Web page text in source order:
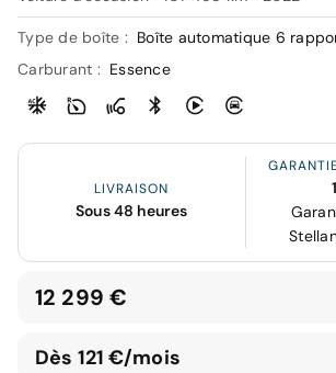
Type de boîte : Boîte automatique 6
Carburant : Essence
LIVRAISON
Sous 48 heures
12 299 €
Dès 121 €/mois